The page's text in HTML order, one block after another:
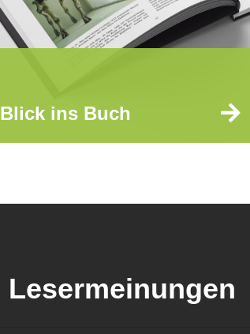
Blick ins Buch
Lesermeinungen